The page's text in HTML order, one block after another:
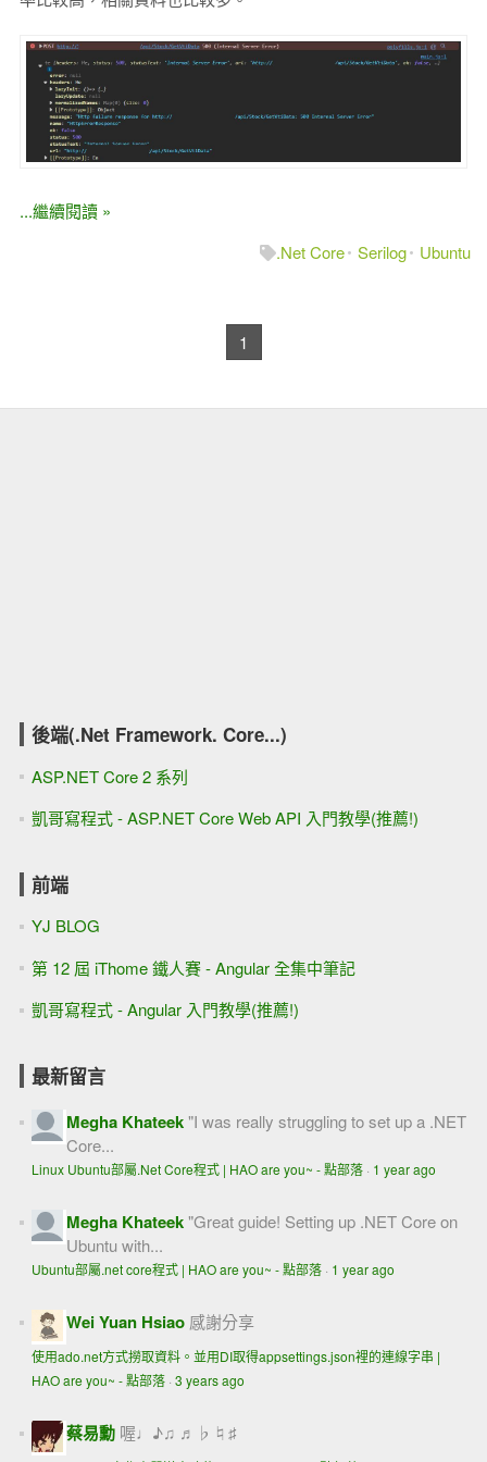
...繼續閱讀 »
.Net Core Serilog Ubuntu
1
後端(.Net Framework. Core...)
ASP.NET Core 2 系列
凱哥寫程式 - ASP.NET Core Web API 入門教學(推薦!)
前端
YJ BLOG
第 12 屆 iThome 鐵人賽 - Angular 全集中筆記
凱哥寫程式 - Angular 入門教學(推薦!)
最新留言
Megha Khateek"I was really struggling to set up a .NET
Core...
Linux Ubuntu部屬.Net Core程式 | HAO are you~ - 點部落· 1 year ago
Megha Khateek"Great guide! Setting up .NET Core on
Ubuntu with...
Ubuntu部屬.net core程式 | HAO are you~ - 點部落· 1 year ago
Wei Yuan Hsiao 感謝分享
使用ado.net方式撈取資料。並用DI取得appsettings.json裡的連線字串 |
HAO are you~ - 點部落· 3 years ago
蔡易勳 喔♩♪♫ ♬♭♮♯